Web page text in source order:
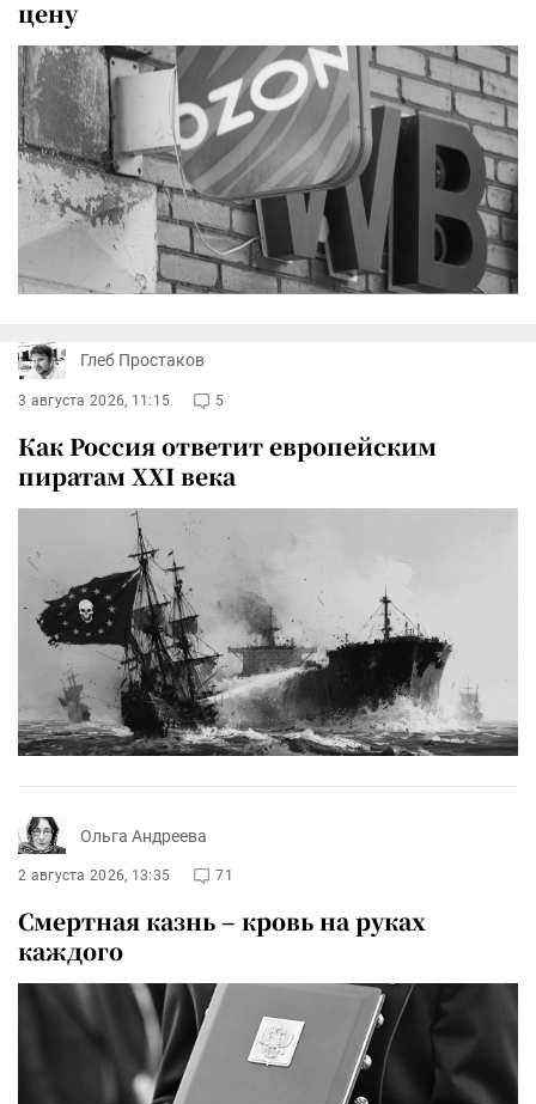
цену
Глеб Простаков
3 августа 2026, 11:15 5
Как Россия ответит европейским
пиратам XXI века
Ольга Андреева
2 августа 2026, 13:35 71
Смертная казнь – кровь на руках
каждого